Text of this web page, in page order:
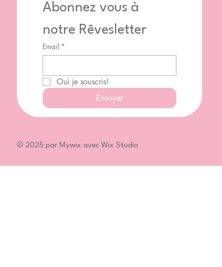
Abonnez vous à
notre Rêvesletter
Email *
Oui je souscris!
Envoyer
© 2025 par Mywix avec Wix Studio